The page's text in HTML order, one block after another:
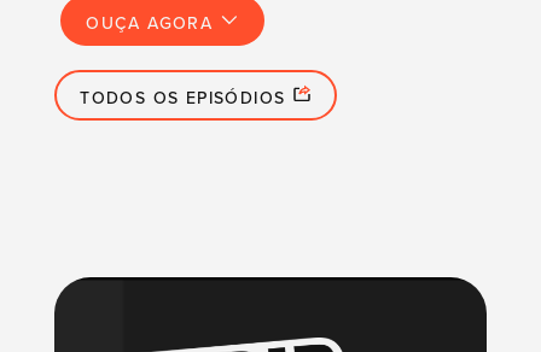
OUÇA AGORA
TODOS OS EPISÓDIOS